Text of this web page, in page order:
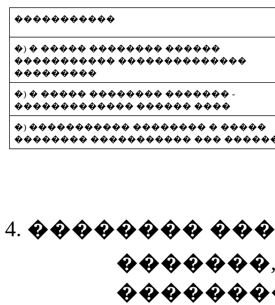
�����������
�) � ����� �������� ������
����������� ��������������
���������
�) � ����� �������� ������� -
������������� ������ ����
�) ����������� �������� � �����
�������� ����������� ���
4. ��������